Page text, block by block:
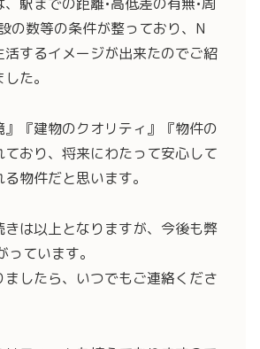
の数等の条件が整っており、N
活するイメージが出来たのでご紹
た。
『建物のクオリティ』『物件の
ており、将来にわたって安心して
物件だと思います。
きは以上となりますが、今後も弊
ています。
ましたら、いつでもご連絡くださ